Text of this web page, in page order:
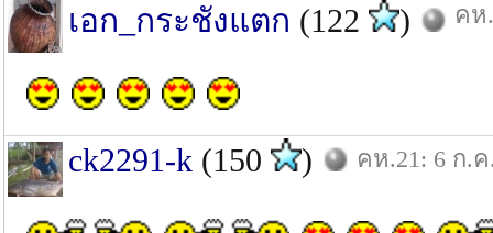
เอก_กระชังแตก (122 ) คห
ck2291-k (150 ) คห.21: 6 ก.ค